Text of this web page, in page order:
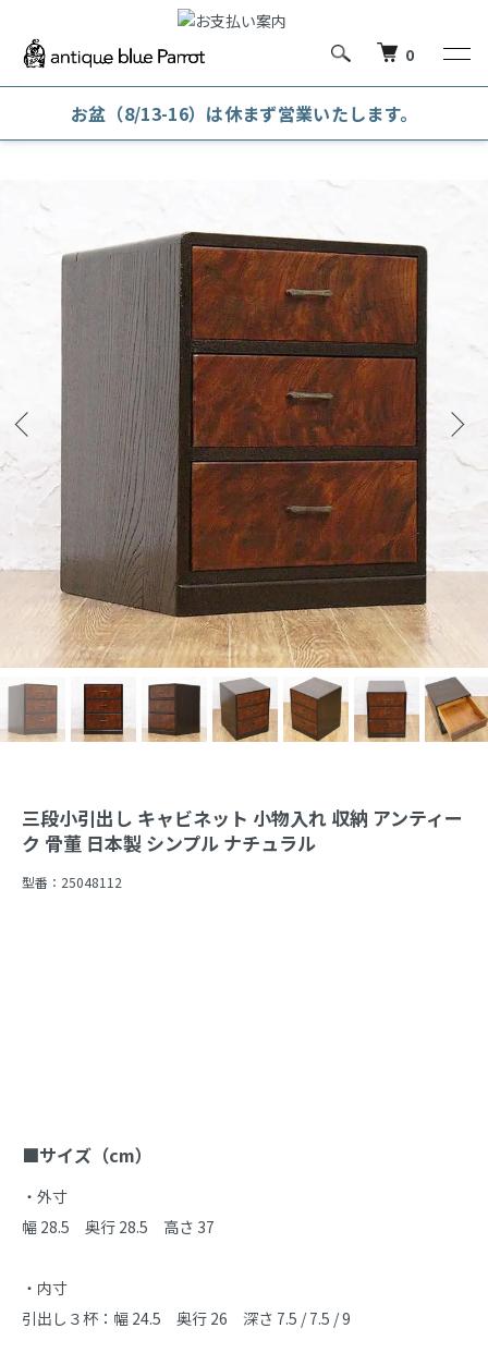
0
お盆（8/13-16）は休まず営業いたします。
引出し・小引出し・針箱 小引出し
三段小引出し キャビネット 小物入れ 収納 アンティー
ク 骨董 日本製 シンプル ナチュラル
型番： 25048112
商品説明
■サイズ（cm）
・外寸
幅 28.5　奥行 28.5　高さ 37
・内寸
引出し３杯：幅 24.5　奥行 26　深さ 7.5 / 7.5 / 9